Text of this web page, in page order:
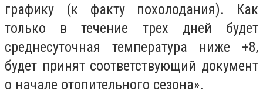
графику (к факту похолодания). Как
только в течение трех дней будет
среднесуточная температура ниже +8,
будет принят соответствующий документ
о начале отопительного сезона».